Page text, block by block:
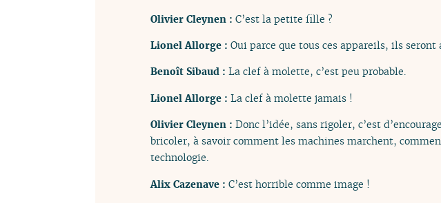
Olivier Cleynen : C’est la petite fille ?
Lionel Allorge : Oui parce que tous ces appareils, ils seront
Benoît Sibaud : La clef à molette, c’est peu probable.
Lionel Allorge : La clef à molette jamais !
Olivier Cleynen : Donc l’idée, sans rigoler, c’est
bricoler, à savoir comment les machines marchent,
technologie.
Alix Cazenave : C’est horrible comme image !